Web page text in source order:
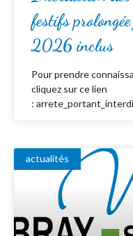
festifs
2026 inclus
Pour prendre
cliquez sur ce lien
:
actualités